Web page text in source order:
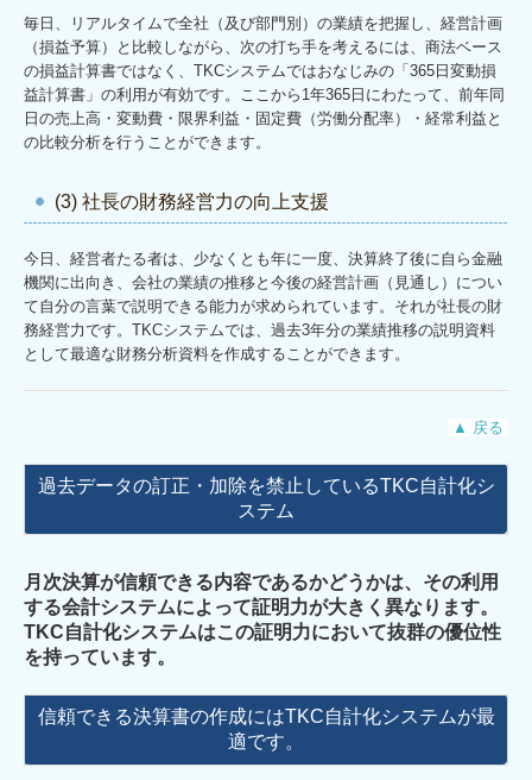
毎日、リアルタイムで全社（及び部門別）の業績を把握し、経営計画
（損益予算）と比較しながら、次の打ち手を考えるには、商法ベース
の損益計算書ではなく、TKCシステムではおなじみの「365日変動損
益計算書」の利用が有効です。ここから1年365日にわたって、前年同
日の売上高・変動費・限界利益・固定費（労働分配率）・経常利益と
の比較分析を行うことができます。
(3) 社長の財務経営力の向上支援
今日、経営者たる者は、少なくとも年に一度、決算終了後に自ら金融
機関に出向き、会社の業績の推移と今後の経営計画（見通し）につい
て自分の言葉で説明できる能力が求められています。それが社長の財
務経営力です。TKCシステムでは、過去3年分の業績推移の説明資料
として最適な財務分析資料を作成することができます。
▲ 戻る
過去データの訂正・加除を禁止しているTKC自計化シ
ステム
月次決算が信頼できる内容であるかどうかは、その利用
する会計システムによって証明力が大きく異なります。
TKC自計化システムはこの証明力において抜群の優位性
を持っています。
信頼できる決算書の作成にはTKC自計化システムが最
適です。